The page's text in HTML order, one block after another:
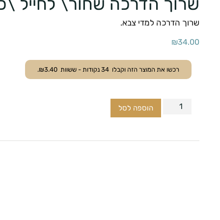
שרוך הדרכה למדי צבא.
₪34.00
רכשו את המוצר הזה וקבלו 34 נקודות - ששוות ₪3.40
.
הוספה לסל